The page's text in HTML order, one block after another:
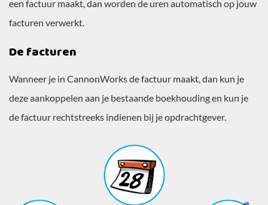
een factuur maakt, dan worden de uren automatisch op jouw
facturen verwerkt.
De facturen
Wanneer je in CannonWorks de factuur maakt, dan kun je
deze aankoppelen aan je bestaande boekhouding en kun je
de factuur rechtstreeks indienen bij je opdrachtgever.